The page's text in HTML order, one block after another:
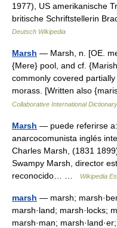
1977), US amerikanische
britische Schriftstellerin
Deutsch Wikipedia
Marsh — Marsh, n. [OE.
{Mere} pool, and cf.
commonly covered
morass. [Written also
Collaborative International
Marsh — puede referirse
anarcocomunista inglés
Charles Marsh, (1831
Swampy Marsh, director
reconocido… …
Wikipedia
marsh — marsh;
marsh·land; marsh·locks;
marsh·man;